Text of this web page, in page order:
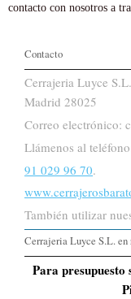
contacto con nosotros a
Contacto
Cerrajeria Luyce S.L.
Madrid 28025
Correo electrónico:
Llámenos al
91 029 96 70.
También utilizar
Cerrajeria Luyce S.L. en
Para presupuesto